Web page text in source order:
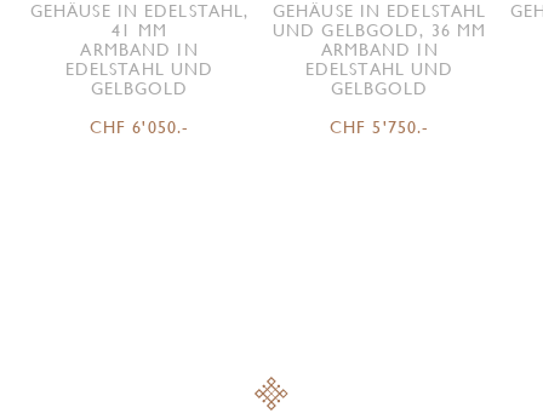
GEHÄUSE IN EDELSTAHL,
41 MM
ARMBAND IN
EDELSTAHL UND
GELBGOLD
CHF 6'050.-
GEHÄUSE IN EDELSTAHL
UND GELBGOLD, 36 MM
ARMBAND IN
EDELSTAHL UND
GELBGOLD
CHF 5'750.-